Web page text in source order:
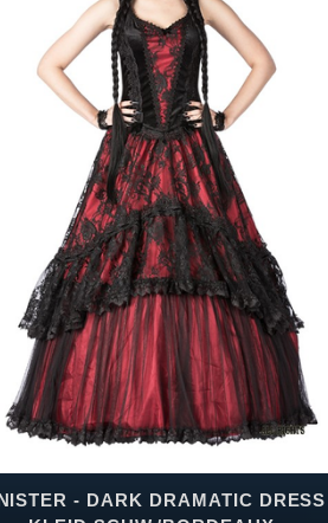
- DARK DRAMATIC DRESS